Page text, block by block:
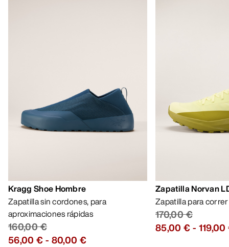
Kragg Shoe Hombre
Zapatilla sin cordones, para
aproximaciones rápidas
160,00 €
56,00 €- 80,00 €
Zapatilla Norvan
Zapatilla para
170,00 €
85,00 €-